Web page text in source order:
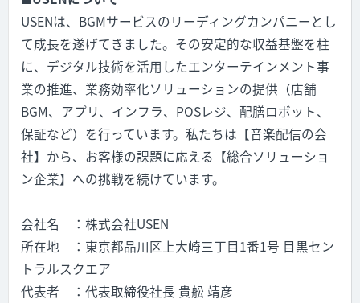
USENは、 BGMサービスのリーディングカンパニーとし
て成長を遂げてきました。その安定的な収益基盤を柱
に、デジタル技術を活用したエンターテインメント事
業の推進、業務効率化ソリューションの提供（店舗
BGM、アプリ、インフラ、 POSレジ、配膳ロボット、
保証など）を行っています。私たちは【音楽配信の会
社】から、お客様の課題に応える【総合ソリューショ
ン企業】への挑戦を続けています。
会社名 ：株式会社USEN
所在地 ：東京都品川区上大崎三丁目1番1号 目黒セン
トラルスクエア
代表者 ：代表取締役社長 貴舩 靖彦